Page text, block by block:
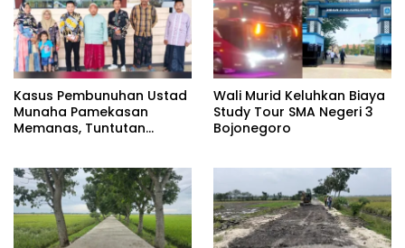
Kasus Pembunuhan Ustad
Munaha Pamekasan
Memanas, Tuntutan
Wali Murid Keluhkan Biaya
Study Tour SMA Negeri 3
Bojonegoro